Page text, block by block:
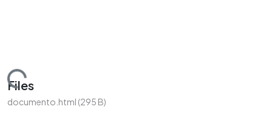
Loading...
Files
documento.html (295 B)